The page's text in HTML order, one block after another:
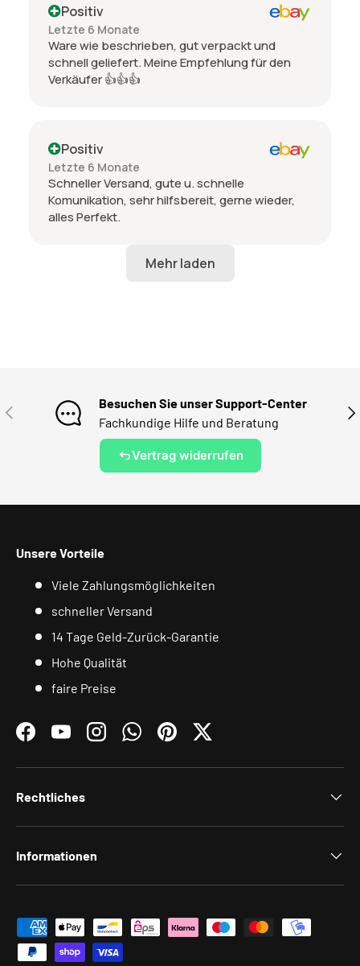
Positiv
Letzte 6 Monate
Ware wie beschrieben, gut verpackt und
schnell geliefert. Meine Empfehlung für den
Verkäufer 👍👍👍
Positiv
Letzte 6 Monate
Schneller Versand, gute u. schnelle
Komunikation, sehr hilfsbereit, gerne wieder,
alles Perfekt.
VORHERIGE
Besuchen Sie unser Support-Center
Fachkundige Hilfe und Beratung
Vertrag widerrufen
Unsere Vorteile
Viele Zahlungsmöglichkeiten
schneller Versand
14 Tage Geld-Zurück-Garantie
Hohe Qualität
faire Preise
FacebookYouTubeInstagramWhatsAppPinterestTwitter
Rechtliches
Informationen
Zahlungsmethoden